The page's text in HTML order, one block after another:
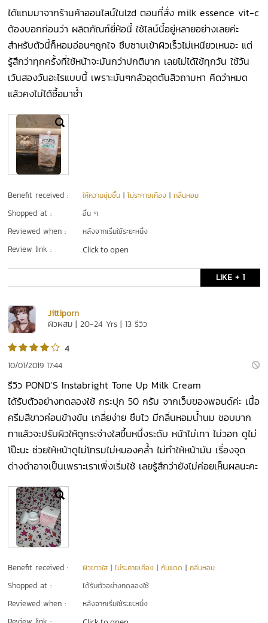
ได้แถมมาจากร้านค้าออนไลน์​ในlzd ตอนที่สั่ง milk essence vit-c
ต้องบอกก่อนว่า ผลิตภัณฑ์​ยี่ห้อ​นี้ ใช้ไลน์นี้อยู่​หลายอย่าง​เลยค่ะ
สำหรับตัวนี้ก็หอมอ่อนๆถูกใจ ซึบซาบเข้าผิวเร็วไม่เหนียวเหนอะ​ แต่
รู้สึก​ว่าทุกครั้งที่​ใช้หน้าจะมันกว่าปกติมาก เลยไม่ได้ใช้ทุกวัน ใช้วัน
เว้นสองวันอะไรแบบนี้ เพราะมันๆกลัวอุดตัน​สิวถามหา คิดว่าหมด
แล้วคงไม่ได้​ซื้อมาซ้ำ
Benefit received : ให้ความชุ่มชื้น |ไม่ระคายเคือง |กลิ่นหอม
Shopped at : อื่น ๆ
Reviewed when : หลังจากเริ่มใช้ระยะหนึ่ง
Review link : Click to open
LIKE + 1
Jittiporn
ผิวผสม | 20-24 Yrs | 13 รีวิว
4
10/01/2019 17:44
รีวิว POND’S Instabright Tone Up Milk Cream
ได้รับตัวอย่างทดลองใช้ กระปุก 50 กรัม จากเว็บของพอนด์ค่ะ เนื้อ
ครีมสีขาวค่อนข้างข้น เกลี่ยง่าย ซึมไว มีกลิ่นหอมน้ำนม ชอบมาก
ทาแล้วจะปรับผิวให้ดูกระจ่างใสขึ้นหนึ่งระดับ หน้าไม่เทา ไม่วอก ดูไม่
โป๊ะนะ ช่วยให้หน้าดูไม่โทรมไม่หมองคล้ำ ไม่ทำให้หน้ามัน เรื่องจุด
ด่างดำอาจเป็นเพราะเราเพิ่งเริ่มใช้ เลยรู้สึกว่ายังไม่ค่อยเห็นผลนะคะ
Benefit received : ผิวขาวใส |ไม่ระคายเคือง |กันแดด |กลิ่นหอม
Shopped at : ได้รับตัวอย่างทดลองใช้
Reviewed when : หลังจากเริ่มใช้ระยะหนึ่ง